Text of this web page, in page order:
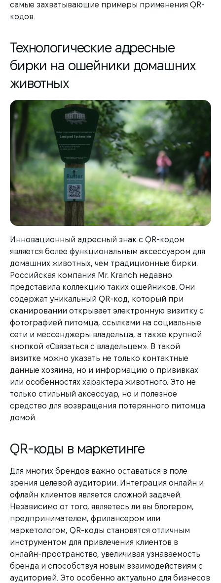
самые захватывающие примеры применения QR-
кодов.
Технологические адресные
бирки на ошейники домашних
животных
Инновационный адресный знак с QR-кодом
является более функциональным аксессуаром для
домашних животных, чем традиционные бирки.
Российская компания Mr. Kranch недавно
представила коллекцию таких ошейников. Они
содержат уникальный QR-код, который при
сканировании открывает электронную визитку с
фотографией питомца, ссылками на социальные
сети и мессенджеры владельца, а также крупной
кнопкой «Связаться с владельцем». В такой
визитке можно указать не только контактные
данные хозяина, но и информацию о прививках
или особенностях характера животного. Это не
только стильный аксессуар, но и полезное
средство для возвращения потерянного питомца
домой.
QR-коды в маркетинге
Для многих брендов важно оставаться в поле
зрения целевой аудитории. Интеграция онлайн и
офлайн клиентов является сложной задачей.
Независимо от того, являетесь ли вы блогером,
предпринимателем, фрилансером или
маркетологом, QR-коды становятся отличным
инструментом для привлечения клиентов в
онлайн-пространство, увеличивая узнаваемость
бренда и способствуя новым взаимодействиям с
аудиторией. Это особенно актуально для бизнесов